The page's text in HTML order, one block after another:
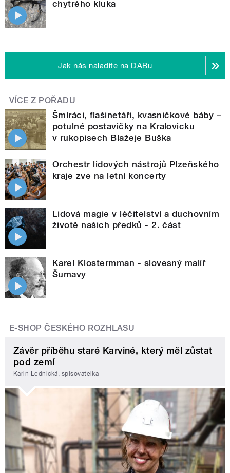
chytrého kluka
Jak nás naladíte na DABu
VÍCE Z POŘADU
Šmíráci, flašinetáři, kvasničkové báby –
potulné postavičky na Kralovicku
v rukopisech Blažeje Buška
Orchestr lidových nástrojů Plzeňského
kraje zve na letní koncerty
Lidová magie v léčitelství a duchovním
životě našich předků - 2. část
Karel Klostermman - slovesný malíř
Šumavy
E-SHOP ČESKÉHO ROZHLASU
Závěr příběhu staré Karviné, který měl zůstat
pod zemí
Karin Lednická, spisovatelka